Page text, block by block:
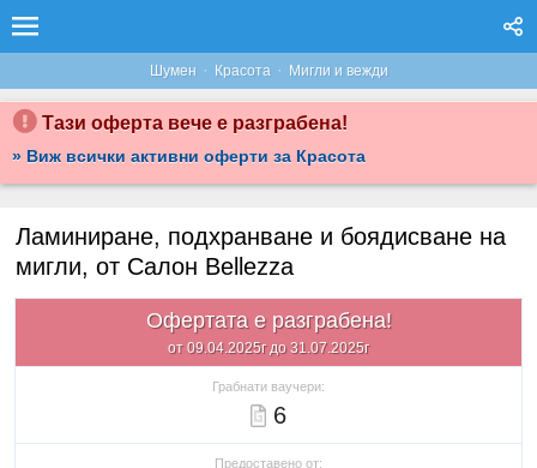
Шумен · Красота · Мигли и вежди
Тази оферта вече е разграбена!
» Виж всички активни оферти за Красота
Ламиниране, подхранване и боядисване на
мигли, от Салон Bellezza
Офертата е разграбена!
от 09.04.2025г до 31.07.2025г
Грабнати ваучери:
6
Предоставено от: